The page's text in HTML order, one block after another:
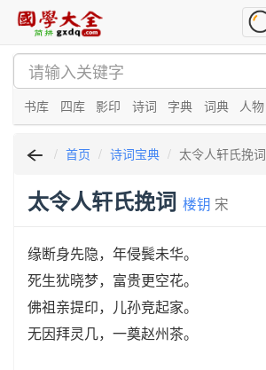
书库 四库 影印 诗词 字典 词典 人物
首页 诗词宝典 太令人轩氏挽词
太令人轩氏挽词 楼钥 宋
缘断身先隐，年侵鬓未华。
死生犹晓梦，富贵更空花。
佛祖亲提印，儿孙竞起家。
无因拜灵几，一奠赵州茶。